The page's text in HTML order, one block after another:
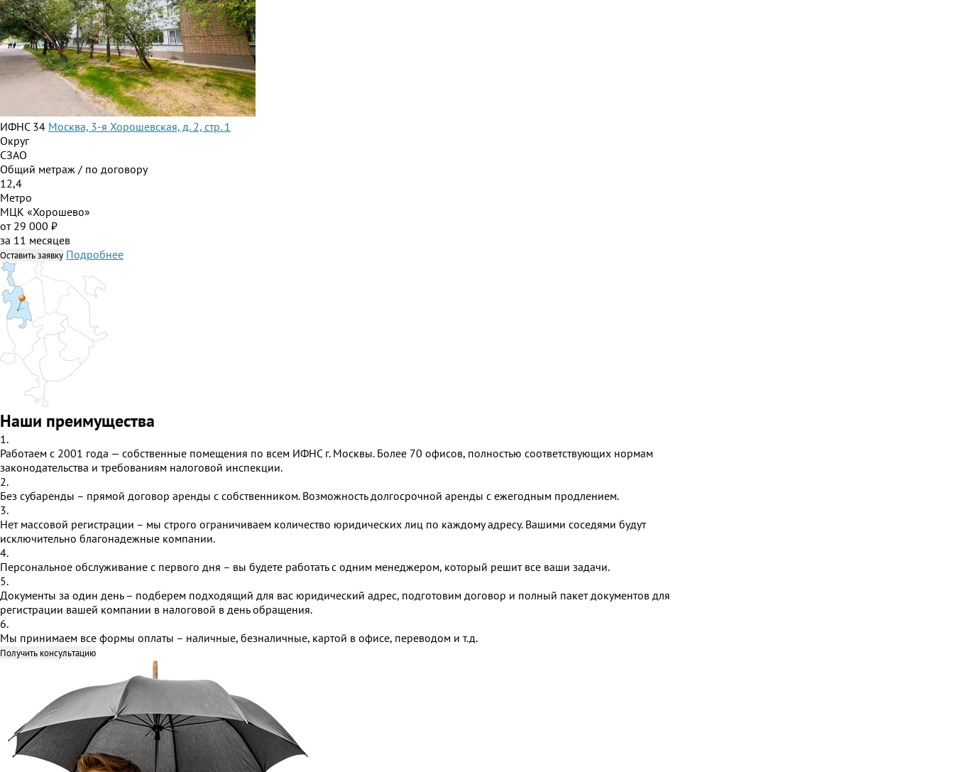
ИФНС 34 Москва, 3-я Хорошевская, д. 2, стр. 1
Округ
СЗАО
Общий метраж / по договору
12,4
Метро
МЦК «Хорошево»
от 29 000 ₽
за 11 месяцев
Оставить заявку Подробнее
Наши преимущества
1.
Работаем с 2001 года — собственные помещения по всем ИФНС г. Москвы. Более 70 офисов, полностью соответствующих нормам
законодательства и требованиям налоговой инспекции.
2.
Без субаренды – прямой договор аренды с собственником. Возможность долгосрочной аренды с ежегодным продлением.
3.
Нет массовой регистрации – мы строго ограничиваем количество юридических лиц по каждому адресу. Вашими соседями будут
исключительно благонадежные компании.
4.
Персональное обслуживание с первого дня – вы будете работать с одним менеджером, который решит все ваши задачи.
5.
Документы за один день – подберем подходящий для вас юридический адрес, подготовим договор и полный пакет документов для
регистрации вашей компании в налоговой в день обращения.
6.
Мы принимаем все формы оплаты – наличные, безналичные, картой в офисе, переводом и т.д.
Получить консультацию